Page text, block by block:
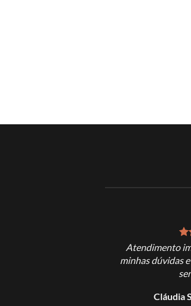
Atendimento
minhas dúvidas
Cláudia